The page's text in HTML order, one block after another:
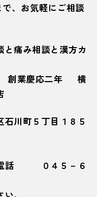
、お気軽にご相談
と痛み相談と漢方カ
) 創業慶応二年 横
川町５丁目１８５
電話 ０４５－６